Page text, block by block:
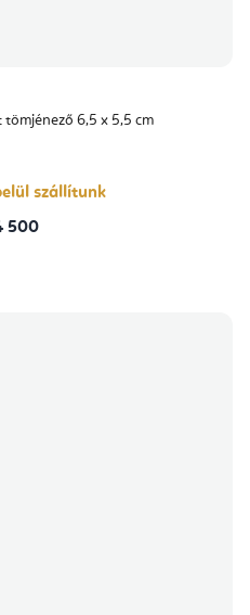
tömjénező 6,5 x 5,5 cm
szállítunk
500